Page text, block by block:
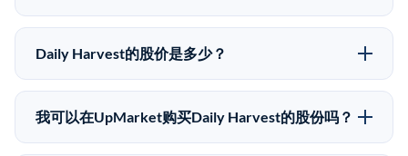
Daily Harvest的股价是多少？
Daily Harvest没有公开股价，因为它是一家私有公司。
最近的已知股价来自其最近一轮融资。 二级市场上的
我可以在UpMarket购买Daily Harvest的股份吗？